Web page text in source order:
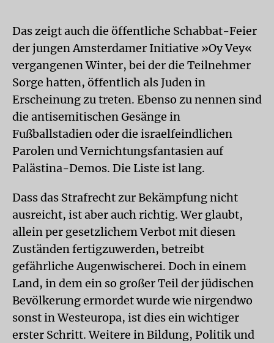
Das zeigt auch die öffentliche Schabbat-Feier
der jungen Amsterdamer Initiative »Oy Vey«
vergangenen Winter, bei der die Teilnehmer
Sorge hatten, öffentlich als Juden in
Erscheinung zu treten. Ebenso zu nennen sind
die antisemitischen Gesänge in
Fußballstadien oder die israelfeindlichen
Parolen und Vernichtungsfantasien auf
Palästina-Demos. Die Liste ist lang.
Dass das Strafrecht zur Bekämpfung nicht
ausreicht, ist aber auch richtig. Wer glaubt,
allein per gesetzlichem Verbot mit diesen
Zuständen fertigzuwerden, betreibt
gefährliche Augenwischerei. Doch in einem
Land, in dem ein so großer Teil der jüdischen
Bevölkerung ermordet wurde wie nirgendwo
sonst in Westeuropa, ist dies ein wichtiger
erster Schritt. Weitere in Bildung, Politik und